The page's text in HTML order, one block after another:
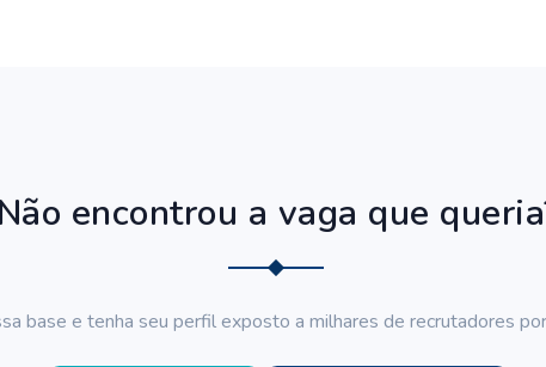
Não encontrou a vaga que
base e tenha seu perfil exposto a milhares de recrutadores